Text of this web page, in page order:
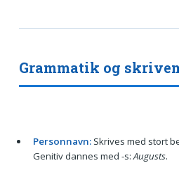
Grammatik og
Personnavn:Skrives med stort
Genitiv dannes med -s:Augusts.